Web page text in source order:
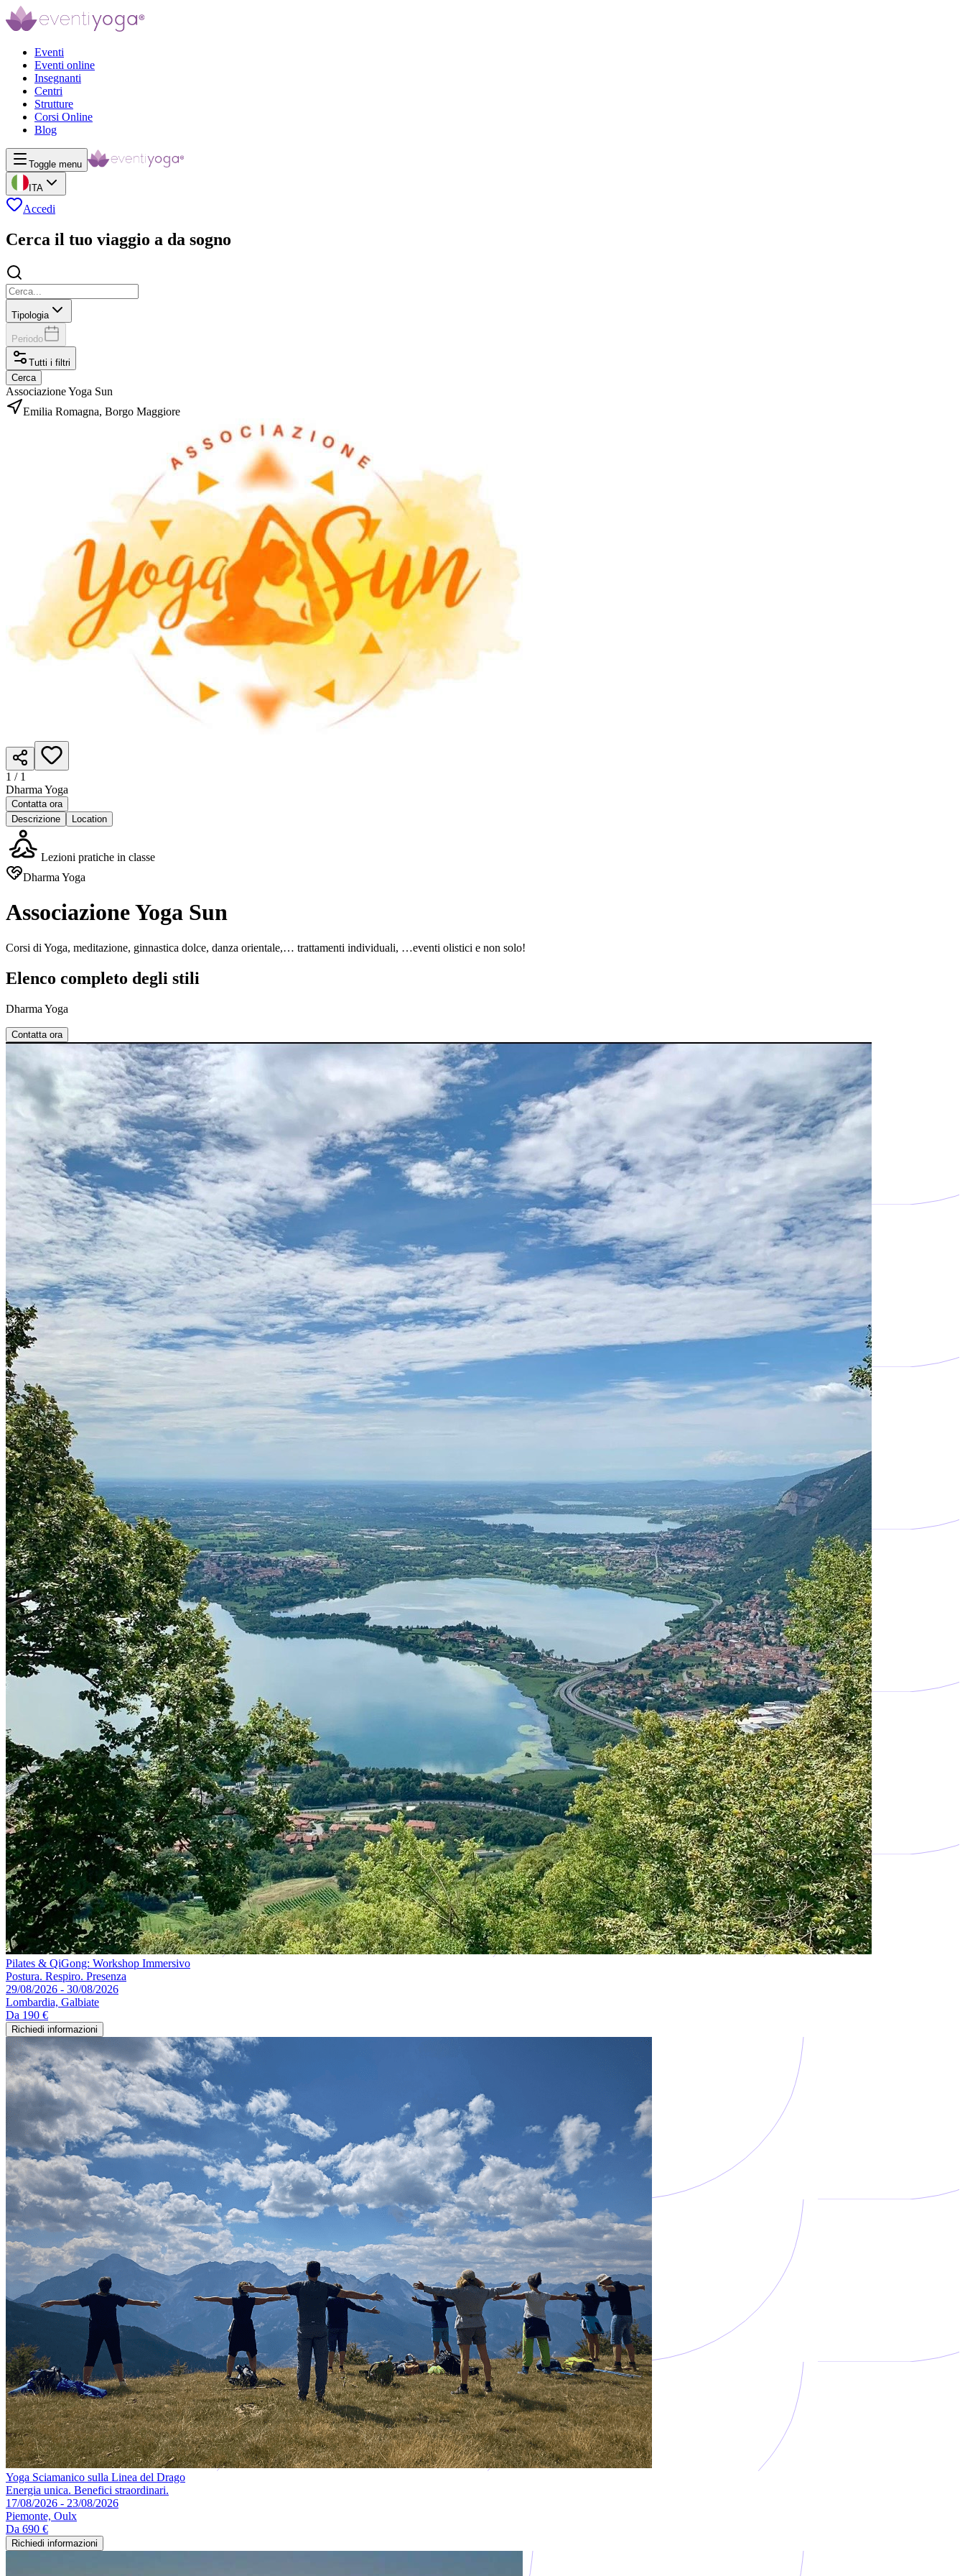
Eventi
Eventi online
Insegnanti
Centri
Strutture
Corsi Online
Blog
Toggle menu
ITA
Accedi
Cerca il tuo viaggio a da sogno
Tipologia
Periodo
Tutti i filtri
Cerca
Associazione Yoga Sun
Emilia Romagna, Borgo Maggiore
1 / 1
Dharma Yoga
Contatta ora
Descrizione
Location
Lezioni pratiche in classe
Dharma Yoga
Associazione Yoga Sun
Corsi di Yoga, meditazione, ginnastica dolce, danza orientale,… trattamenti individuali, …eventi olistici e non solo!
Elenco completo degli stili
Dharma Yoga
Contatta ora
Pilates & QiGong: Workshop Immersivo
Postura. Respiro. Presenza
29/08/2026 - 30/08/2026
Lombardia, Galbiate
Da 190 €
Richiedi informazioni
Yoga Sciamanico sulla Linea del Drago
Energia unica. Benefici straordinari.
17/08/2026 - 23/08/2026
Piemonte, Oulx
Da 690 €
Richiedi informazioni